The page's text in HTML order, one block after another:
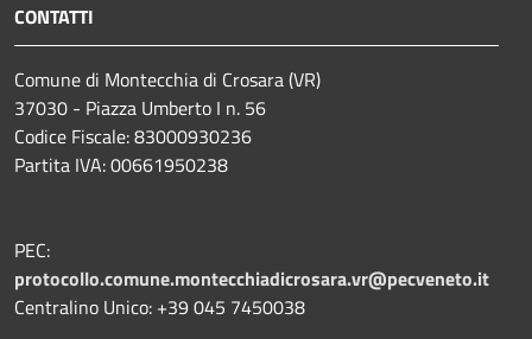
CONTATTI
Comune di Montecchia di Crosara (VR)
37030 - Piazza Umberto I n. 56
Codice Fiscale: 83000930236
Partita IVA: 00661950238
PEC:
protocollo.comune.montecchiadicrosara.vr@pecveneto.it
Centralino Unico: +39 045 7450038